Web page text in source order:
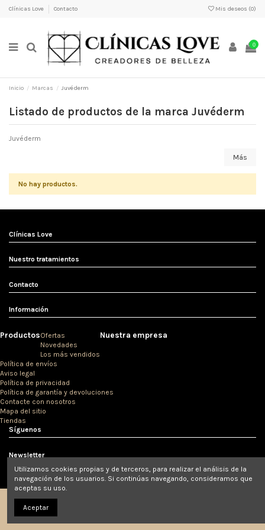
Clínicas Love Contacto Mis deseos (0)
0
Inicio Marcas Juvéderm
Listado de productos de la marca Juvéderm
Juvéderm
Más
No hay productos.
Clínicas Love
Nuestro tratamientos
Contacto
Información
ProductosOfertas
Novedades
Los más vendidos
Nuestra empresa
Política de envíos
Aviso legal
Política de privacidad
Política de garantía y devoluciones
Contacte con nosotros
Mapa del sitio
Tiendas
Síguenos
Newsletter
Utilizamos cookies propias y de terceros, para realizar el análisis de la
navegación de los usuarios. Si continúas navegando, consideramos que
aceptas su uso.
Aceptar